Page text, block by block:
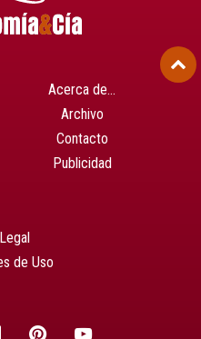
Acerca de…
Archivo
Contacto
Publicidad
de Uso